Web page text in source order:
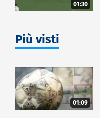
01:30
Più visti
01:09